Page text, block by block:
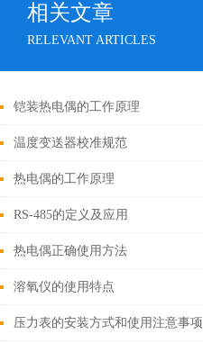
相关文章
RELEVANT ARTICLES
铠装热电偶的工作原理
温度变送器校准规范
热电偶的工作原理
RS-485的定义及应用
热电偶正确使用方法
溶氧仪的使用特点
压力表的安装方式和使用注意事项